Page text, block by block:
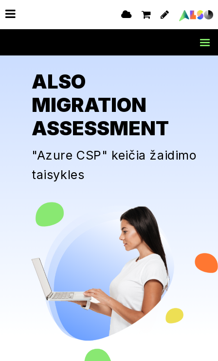
ALSO
MIGRATION
ASSESSMENT
"Azure CSP" keičia žaidimo
taisykles